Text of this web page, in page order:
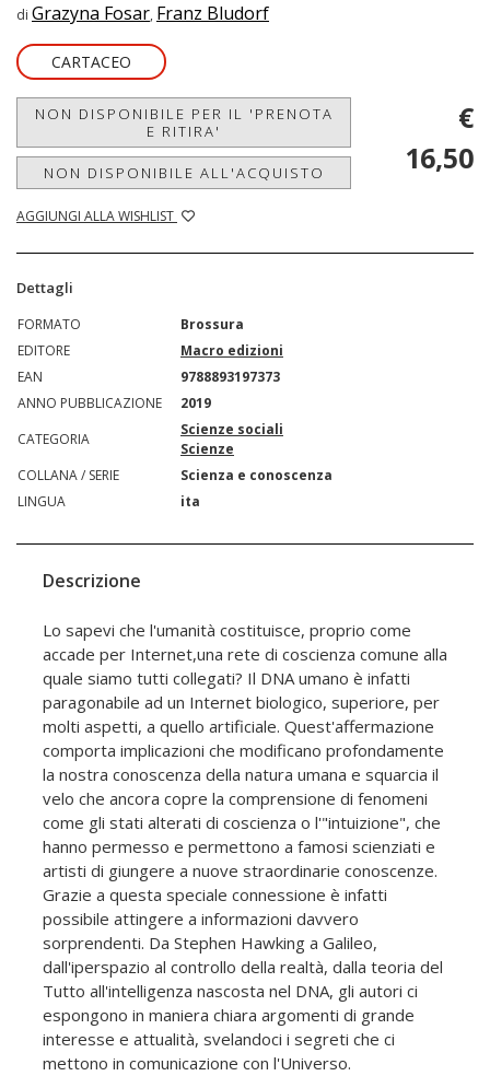
di Grazyna Fosar, Franz Bludorf
CARTACEO
NON DISPONIBILE PER IL 'PRENOTA
E RITIRA'
NON DISPONIBILE ALL'ACQUISTO
AGGIUNGI ALLA WISHLIST
€
16,50
Dettagli
FORMATO
Brossura
EDITORE
Macro edizioni
EAN
9788893197373
ANNO PUBBLICAZIONE
2019
CATEGORIA
Scienze sociali
Scienze
COLLANA / SERIE
Scienza e conoscenza
LINGUA
ita
Descrizione
Lo sapevi che l'umanità costituisce, proprio come
accade per Internet,una rete di coscienza comune alla
quale siamo tutti collegati? Il DNA umano è infatti
paragonabile ad un Internet biologico, superiore, per
molti aspetti, a quello artificiale. Quest'affermazione
comporta implicazioni che modificano profondamente
la nostra conoscenza della natura umana e squarcia il
velo che ancora copre la comprensione di fenomeni
come gli stati alterati di coscienza o l'"intuizione", che
hanno permesso e permettono a famosi scienziati e
artisti di giungere a nuove straordinarie conoscenze.
Grazie a questa speciale connessione è infatti
possibile attingere a informazioni davvero
sorprendenti. Da Stephen Hawking a Galileo,
dall'iperspazio al controllo della realtà, dalla teoria del
Tutto all'intelligenza nascosta nel DNA, gli autori ci
espongono in maniera chiara argomenti di grande
interesse e attualità, svelandoci i segreti che ci
mettono in comunicazione con l'Universo.